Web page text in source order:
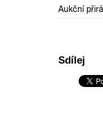
Aukční
Sdílej